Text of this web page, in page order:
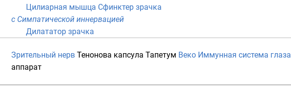
Цилиарная мышца Сфинктер зрачка
с Симпатической иннервацией
Дилататор зрачка
Зрительный нерв Тенонова капсула Тапетум Веко Иммунная система глаза
аппарат